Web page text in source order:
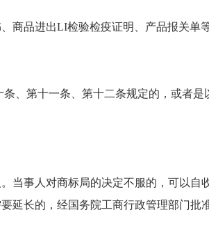
品进出LI检验检疫证明、产品报关单
条、第十一条、第十二条规定的，或者
事人对商标局的决定不服的，可以自
延长的，经国务院工商行政管理部门